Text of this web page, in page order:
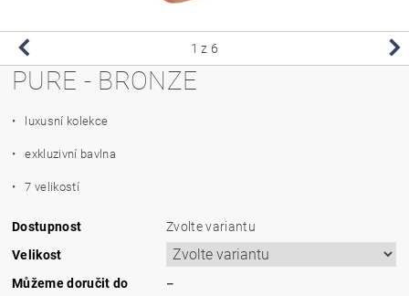
1 z 6
PURE - BRONZE
• luxusní kolekce
• exkluzivní bavlna
• 7 velikostí
Dostupnost
Zvolte variantu
Velikost
Můžeme doručit do
–